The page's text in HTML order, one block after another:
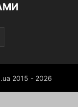
2015 - 2026